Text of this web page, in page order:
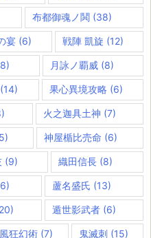
布都御魂ノ鬨(38)
宴 (6) 戦陣 凱旋 (12)
月詠ノ覇威(8)
(14) 果心異境攻略 (6)
火之迦具土神 (7)
神屋楯比売命 (6)
(9) 織田信長 (8)
蘆名盛氏 (13)
遁世影武者(6)
風狂幻術 (7) 鬼滅刺(15)